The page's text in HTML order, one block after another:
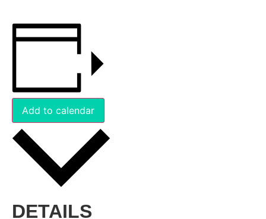
Add to calendar
DETAILS